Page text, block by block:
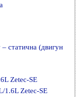
– статична (двигун
Zetec-SE
1.6L Zetec-SE